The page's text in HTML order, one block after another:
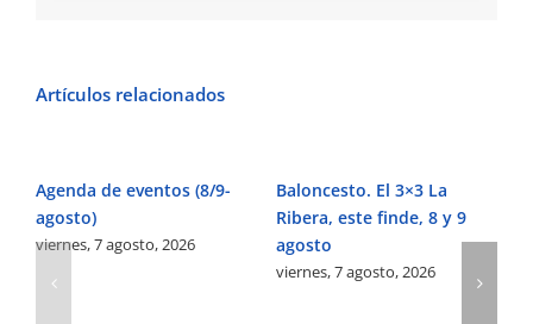
Artículos relacionados
Agenda de eventos (8/9-
agosto)
viernes, 7 agosto, 2026
Baloncesto. El 3×3 La
Ribera, este finde, 8 y 9
agosto
viernes, 7 agosto, 2026